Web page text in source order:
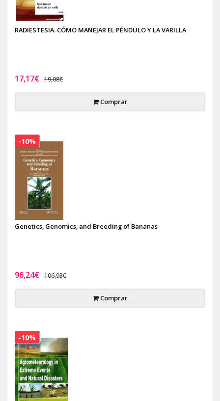
RADIESTESIA. CÓMO MANEJAR EL PÉNDULO Y LA VARILLA
17,17€ 19,08€
Comprar
Genetics, Genomics, and Breeding of Bananas
96,24€ 106,93€
Comprar
-10%
-10%